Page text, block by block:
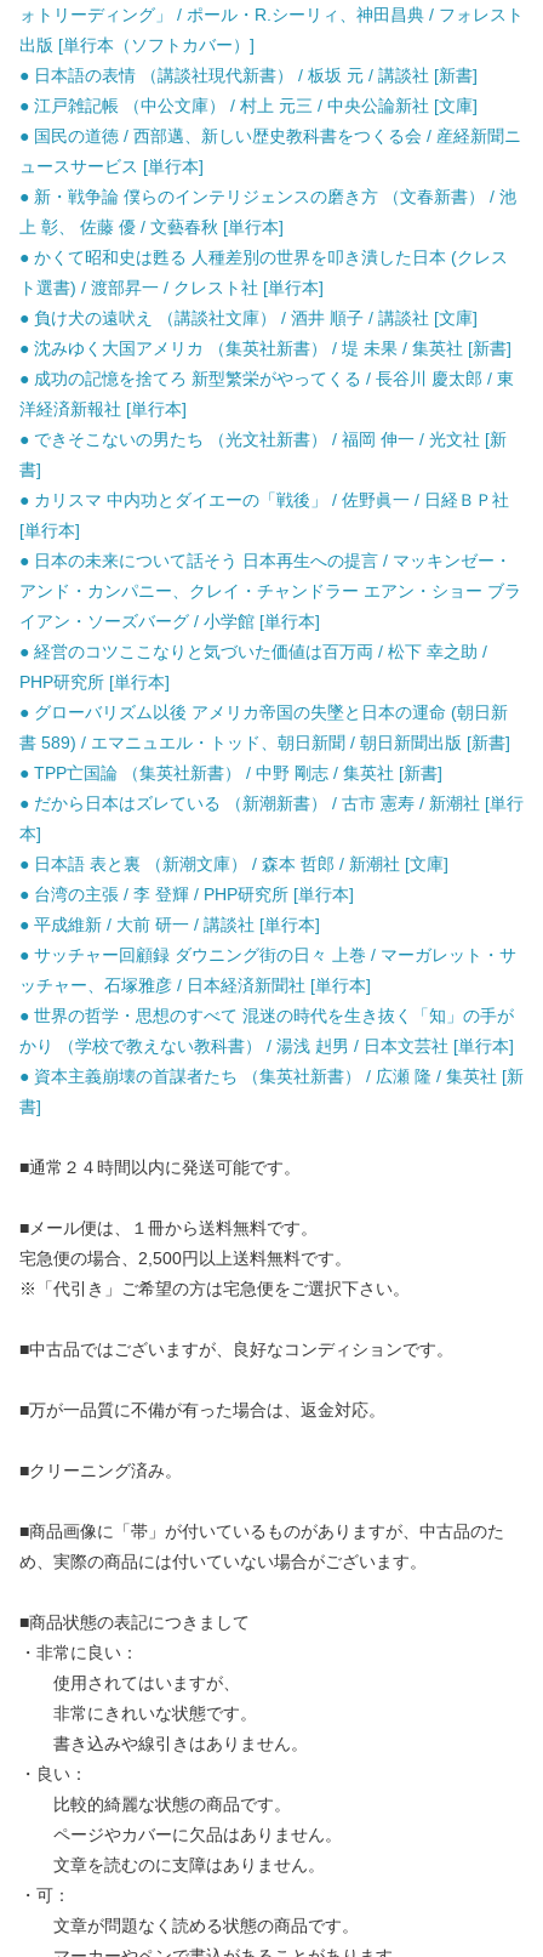
ォトリーディング」 / ポール・R.シーリィ、神田昌典 / フォレスト
出版 [単行本（ソフトカバー）]
● 日本語の表情 （講談社現代新書） / 板坂 元 / 講談社 [新書]
● 江戸雑記帳 （中公文庫） / 村上 元三 / 中央公論新社 [文庫]
● 国民の道徳 / 西部邁、新しい歴史教科書をつくる会 / 産経新聞ニ
ュースサービス [単行本]
● 新・戦争論 僕らのインテリジェンスの磨き方 （文春新書） / 池
上 彰、 佐藤 優 / 文藝春秋 [単行本]
● かくて昭和史は甦る 人種差別の世界を叩き潰した日本 (クレス
ト選書) / 渡部昇一 / クレスト社 [単行本]
● 負け犬の遠吠え （講談社文庫） / 酒井 順子 / 講談社 [文庫]
● 沈みゆく大国アメリカ （集英社新書） / 堤 未果 / 集英社 [新書]
● 成功の記憶を捨てろ 新型繁栄がやってくる / 長谷川 慶太郎 / 東
洋経済新報社 [単行本]
● できそこないの男たち （光文社新書） / 福岡 伸一 / 光文社 [新
書]
● カリスマ 中内功とダイエーの「戦後」 / 佐野眞一 / 日経ＢＰ社
[単行本]
● 日本の未来について話そう 日本再生への提言 / マッキンゼー・
アンド・カンパニー、クレイ・チャンドラー エアン・ショー ブラ
イアン・ソーズバーグ / 小学館 [単行本]
● 経営のコツここなりと気づいた価値は百万両 / 松下 幸之助 /
PHP研究所 [単行本]
● グローバリズム以後 アメリカ帝国の失墜と日本の運命 (朝日新
書 589) / エマニュエル・トッド、朝日新聞 / 朝日新聞出版 [新書]
● TPP亡国論 （集英社新書） / 中野 剛志 / 集英社 [新書]
● だから日本はズレている （新潮新書） / 古市 憲寿 / 新潮社 [単行
本]
● 日本語 表と裏 （新潮文庫） / 森本 哲郎 / 新潮社 [文庫]
● 台湾の主張 / 李 登輝 / PHP研究所 [単行本]
● 平成維新 / 大前 研一 / 講談社 [単行本]
● サッチャー回顧録 ダウニング街の日々 上巻 / マーガレット・サ
ッチャー、石塚雅彦 / 日本経済新聞社 [単行本]
● 世界の哲学・思想のすべて 混迷の時代を生き抜く「知」の手が
かり （学校で教えない教科書） / 湯浅 赳男 / 日本文芸社 [単行本]
● 資本主義崩壊の首謀者たち （集英社新書） / 広瀬 隆 / 集英社 [新
書]
■通常２４時間以内に発送可能です。
■メール便は、１冊から送料無料です。
宅急便の場合、2,500円以上送料無料です。
※「代引き」ご希望の方は宅急便をご選択下さい。
■中古品ではございますが、良好なコンディションです。
■万が一品質に不備が有った場合は、返金対応。
■クリーニング済み。
■商品画像に「帯」が付いているものがありますが、中古品のた
め、実際の商品には付いていない場合がございます。
■商品状態の表記につきまして
・非常に良い：
使用されてはいますが、
非常にきれいな状態です。
書き込みや線引きはありません。
・良い：
比較的綺麗な状態の商品です。
ページやカバーに欠品はありません。
文章を読むのに支障はありません。
・可：
文章が問題なく読める状態の商品です。